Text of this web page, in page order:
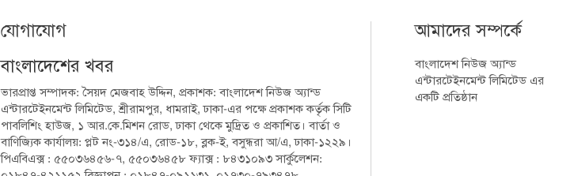
যোগাযোগ
বাংলাদেশের খবর
ভারপ্রাপ্ত সম্পাদক: সৈয়দ মেজবাহ উদ্দিন, প্রকাশক: বাংলাদেশ নিউজ অ্যান্ড
এন্টারটেইনমেন্ট লিমিটেড, শ্রীরামপুর, ধামরাই, ঢাকা-এর পক্ষে প্রকাশক কর্তৃক সিটি
পাবলিশিং হাউজ, ১ আর.কে.মিশন রোড, ঢাকা থেকে মুদ্রিত ও প্রকাশিত। বার্তা ও
বাণিজ্যিক কার্যালয়: প্লট নং-৩১৪/এ, রোড-১৮, ব্লক-ই, বসুন্ধরা আ/এ, ঢাকা-১২২৯।
পিএবিএক্স : ৫৫০৩৬৪৫৬-৭, ৫৫০৩৬৪৫৮ ফ্যাক্স : ৮৪৩১০৯৩ সার্কুলেশন:
আমাদের সম্পর্কে
বাংলাদেশ নিউজ অ্যান্ড
এন্টারটেইনমেন্ট লিমিটেড এর
একটি প্রতিষ্ঠান